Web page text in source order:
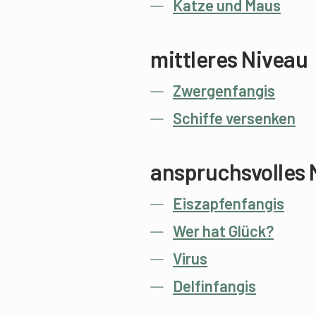
Katze und Maus
mittleres Niveau
Zwergenfangis
Schiffe versenken
anspruchsvolles
Eiszapfenfangis
Wer hat Glück?
Virus
Delfinfangis